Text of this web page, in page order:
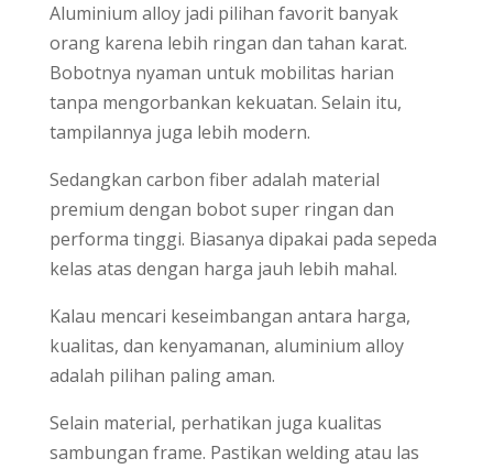
Aluminium alloy jadi pilihan favorit banyak
orang karena lebih ringan dan tahan karat.
Bobotnya nyaman untuk mobilitas harian
tanpa mengorbankan kekuatan. Selain itu,
tampilannya juga lebih modern.
Sedangkan carbon fiber adalah material
premium dengan bobot super ringan dan
performa tinggi. Biasanya dipakai pada sepeda
kelas atas dengan harga jauh lebih mahal.
Kalau mencari keseimbangan antara harga,
kualitas, dan kenyamanan, aluminium alloy
adalah pilihan paling aman.
Selain material, perhatikan juga kualitas
sambungan frame. Pastikan welding atau las